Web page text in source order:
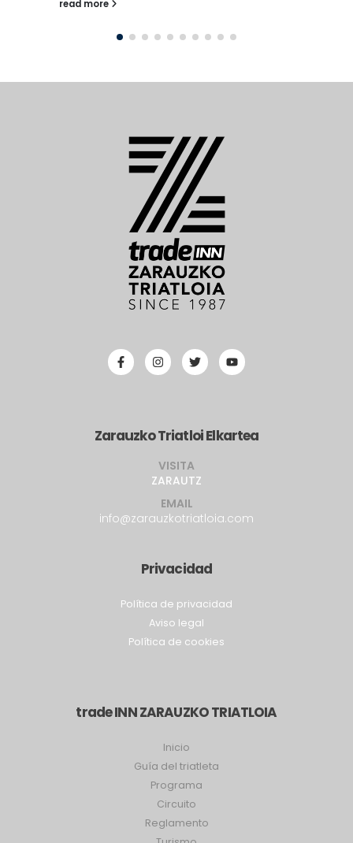
2016. El comité...
Zarauzko Triatloi Elkartea
VISITA
ZARAUTZ
Privacidad
Política de privacidad
trade INN ZARAUZKO TRIATLOIA
Guía del triatleta
Programa
Circuito